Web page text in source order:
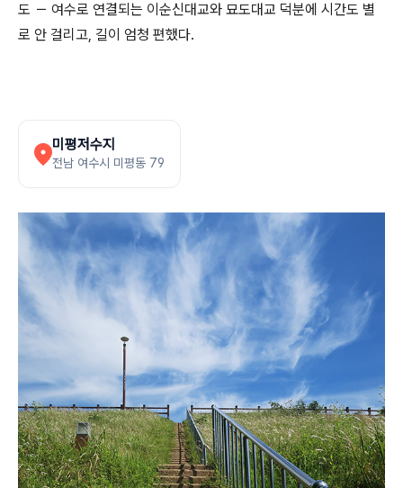
도 － 여수로 연결되는 이순신대교와 묘도대교 덕분에 시간도 별
로 안 걸리고, 길이 엄청 편했다.
미평저수지
전남 여수시 미평동 79